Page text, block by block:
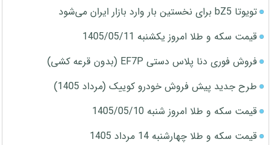
تویوتا bZ5 برای نخستین بار وارد بازار ایران می‌شود
قیمت سکه و طلا امروز یکشنبه 1405/05/11
فروش فوری دنا پلاس دستی EF7P (بدون قرعه کشی)
طرح جدید پیش فروش خودرو کوییک (مرداد 1405)
قیمت سکه و طلا امروز شنبه 1405/05/10
قیمت سکه و طلا چهارشنبه 14 مرداد 1405